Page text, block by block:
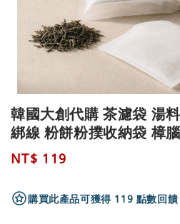
韓國大創代購 茶濾袋 湯
綁線 粉餅粉撲收納袋 樟
Regular
NT$ 119
購買此產品可獲得 119 點數回饋